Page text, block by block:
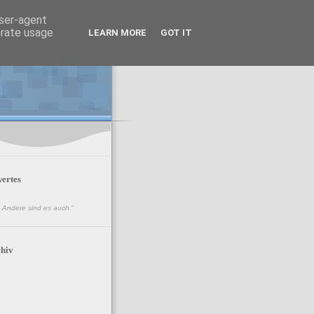
sind es auch. "
agent
usage
LEARN MORE GOT IT